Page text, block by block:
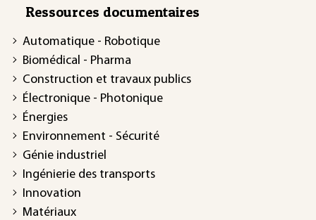
Ressources documentaires
Automatique - Robotique
Biomédical - Pharma
Construction et travaux publics
Électronique - Photonique
Énergies
Environnement - Sécurité
Génie industriel
Ingénierie des transports
Innovation
Matériaux